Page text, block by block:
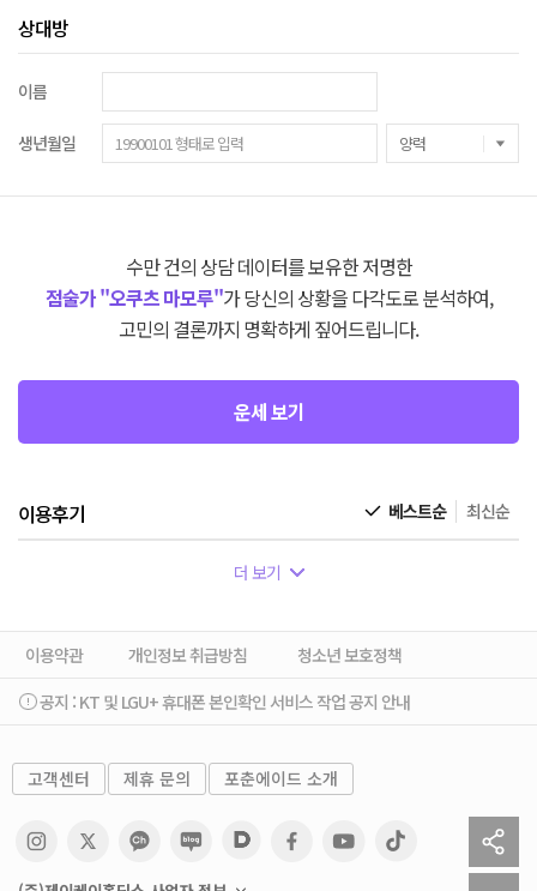
상대방
이름
생년월일
수만 건의 상담 데이터를 보유한 저명한
점술가 "오쿠츠 마모루"가 당신의 상황을 다각도로 분석하여,
고민의 결론까지 명확하게 짚어드립니다.
운세 보기
이용후기 베스트순 최신순
더 보기
이용약관 개인정보 취급방침
청소년 보호정책
공지 : KT 및 LGU+ 휴대폰 본인확인 서비스 작업 공지 안내
고객센터 제휴 문의 포춘에이드 소개